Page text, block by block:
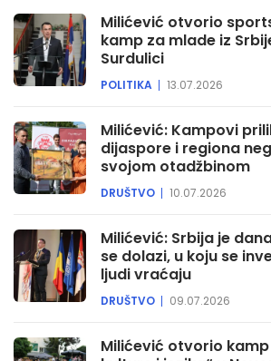
Milićević otvorio
kamp za mlade iz
Surdulici
POLITIKA 13.07.2026
Milićević: Kampovi
dijaspore i regiona
svojom otadžbinom
DRUŠTVO 10.07.2026
Milićević: Srbija je
se dolazi, u koju se
ljudi vraćaju
DRUŠTVO 09.07.2026
Milićević otvorio